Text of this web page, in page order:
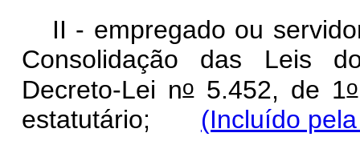
II - empregado ou
Consolidação das Leis
Decreto-Lei no5.452, de 1o
estatutário; (Incluído